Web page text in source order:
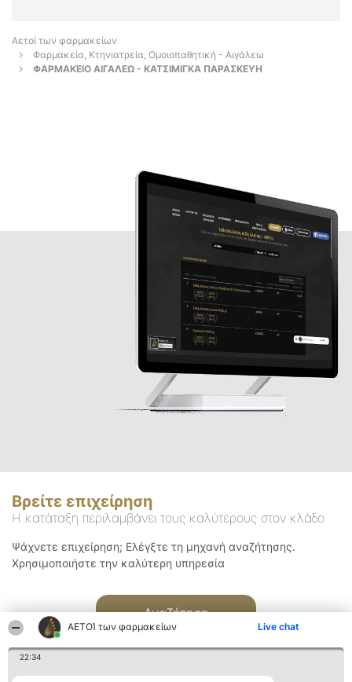
ΑΕΤΟΊ των φαρμακείων Live chat
22:34
Αετοί των φαρμακείων
Φαρμακεία, Κτηνιατρεία, Ομοιοπαθητική - Αιγάλεω
ΦΑΡΜΑΚΕΙΟ ΑΙΓΑΛΕΩ - ΚΑΤΣΙΜΙΓΚΑ ΠΑΡΑΣΚΕΥΗ
Βρείτε επιχείρηση
Η κατάταξη περιλαμβάνει τους καλύτερους στον κλάδο
Ψάχνετε επιχείρηση; Ελέγξτε τη μηχανή αναζήτησης.
Χρησιμοποιήστε την καλύτερη υπηρεσία
Αναζήτηση